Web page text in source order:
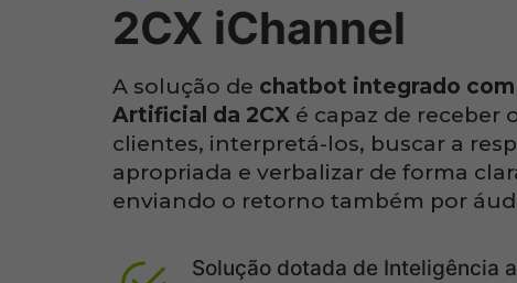
2CX iChannel
A solução de chatbot integrado
Artificial da 2CX é capaz de receber
clientes, interpretá-los, buscar a
apropriada e verbalizar de forma
enviando o retorno também por
Solução dotada de Inteligência